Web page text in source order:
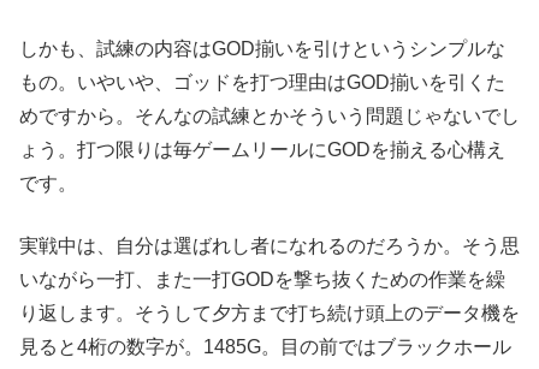
しかも、試練の内容はGOD揃いを引けというシンプルな
もの。いやいや、ゴッドを打つ理由はGOD揃いを引くた
めですから。そんなの試練とかそういう問題じゃないでし
ょう。打つ限りは毎ゲームリールにGODを揃える心構え
です。
実戦中は、自分は選ばれし者になれるのだろうか。そう思
いながら一打、また一打GODを撃ち抜くための作業を繰
り返します。そうして夕方まで打ち続け頭上のデータ機を
見ると4桁の数字が。1485G。目の前ではブラックホール